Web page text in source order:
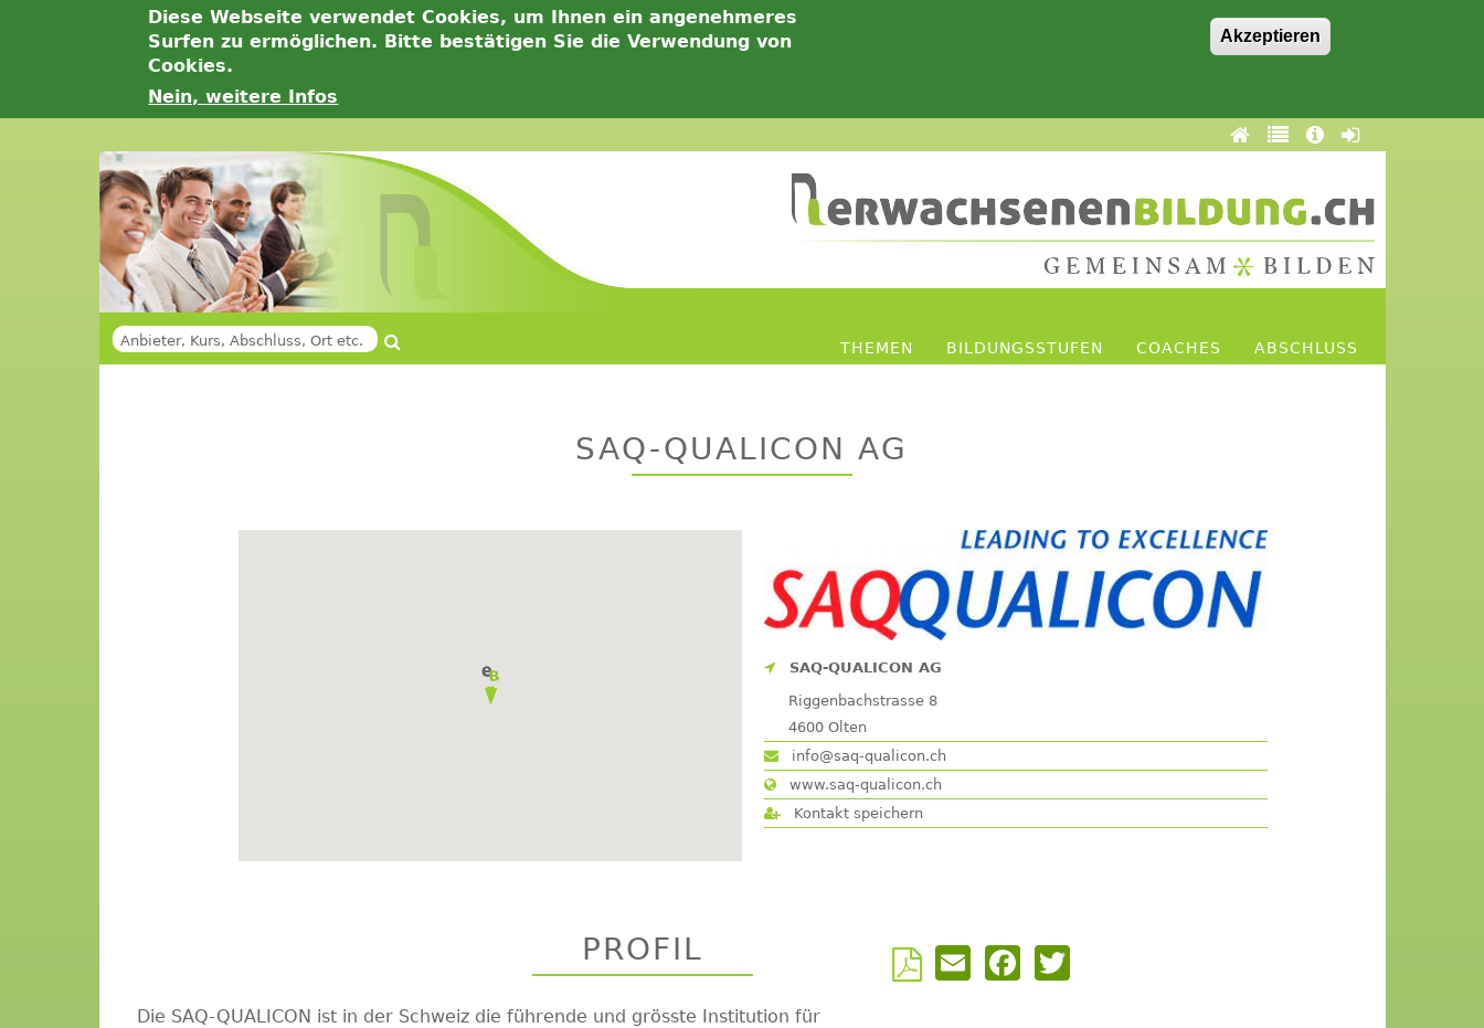
Diese Webseite verwendet Cookies, um Ihnen ein angenehmeres
Surfen zu ermöglichen. Bitte bestätigen Sie die Verwendung von
Cookies.
Nein, weitere Infos
Akzeptieren
Suche
THEMEN BILDUNGSSTUFEN COACHES ABSCHLUSS
SAQ-QUALICON AG
SAQ-QUALICON AG
Riggenbachstrasse 8
4600 Olten
info@saq-qualicon.ch
www.saq-qualicon.ch
Kontakt speichern
PROFIL
Die SAQ-QUALICON ist in der Schweiz die führende und grösste Institution für
EmailFacebook